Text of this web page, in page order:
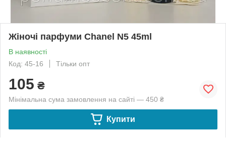
Жіночі парфуми Chanel N5 45ml
В наявності
Код: 45-16
Тільки опт
105 ₴
Мінімальна сума замовлення на сайті — 450 ₴
Купити